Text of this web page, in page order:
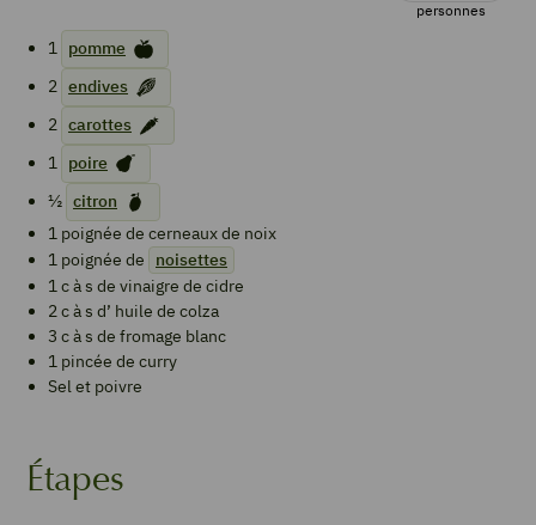
Étapes
personnes
1 pomme
2 endives
2 carottes
1 poire
½ citron
1 poignée de cerneaux de noix
1 poignée de
noisettes
1c à s de vinaigre de cidre
2c à s d’ huile de colza
3 c à s de fromage blanc
1 pincée de curry
Sel et poivre